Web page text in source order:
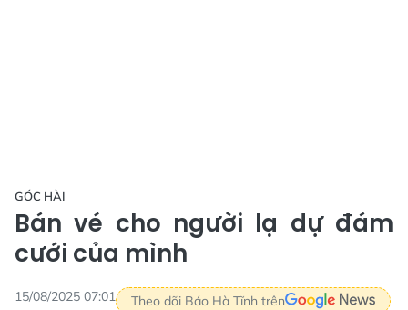
GÓC HÀI
Bán vé cho người lạ dự đám
cưới của mình
15/08/2025 07:01 Theo dõi Báo Hà Tĩnh trên